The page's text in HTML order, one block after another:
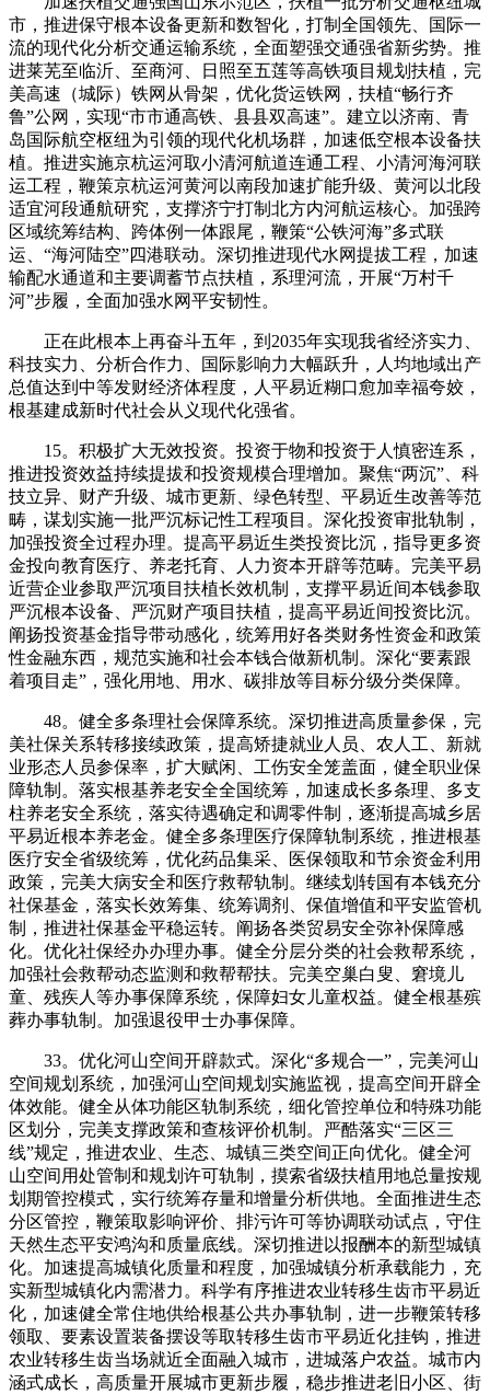
市，推进保守根本设备更新和数智化，打制全国领先、国际一
流的现代化分析交通运输系统，全面塑强交通强省新劣势。推
进莱芜至临沂、至商河、日照至五莲等高铁项目规划扶植，完
美高速（城际）铁网从骨架，优化货运铁网，扶植“畅行齐
鲁”公网，实现“市市通高铁、县县双高速”。建立以济南、青
岛国际航空枢纽为引领的现代化机场群，加速低空根本设备扶
植。推进实施京杭运河取小清河航道连通工程、小清河海河联
运工程，鞭策京杭运河黄河以南段加速扩能升级、黄河以北段
适宜河段通航研究，支撑济宁打制北方内河航运核心。加强跨
区域统筹结构、跨体例一体跟尾，鞭策“公铁河海”多式联
运、“海河陆空”四港联动。深切推进现代水网提拔工程，加速
输配水通道和主要调蓄节点扶植，系理河流，开展“万村千
河”步履，全面加强水网平安韧性。
正在此根本上再奋斗五年，到2035年实现我省经济实力、
科技实力、分析合作力、国际影响力大幅跃升，人均地域出产
总值达到中等发财经济体程度，人平易近糊口愈加幸福夸姣，
根基建成新时代社会从义现代化强省。
15。积极扩大无效投资。投资于物和投资于人慎密连系，
推进投资效益持续提拔和投资规模合理增加。聚焦“两沉”、科
技立异、财产升级、城市更新、绿色转型、平易近生改善等范
畴，谋划实施一批严沉标记性工程项目。深化投资审批轨制，
加强投资全过程办理。提高平易近生类投资比沉，指导更多资
金投向教育医疗、养老托育、人力资本开辟等范畴。完美平易
近营企业参取严沉项目扶植长效机制，支撑平易近间本钱参取
严沉根本设备、严沉财产项目扶植，提高平易近间投资比沉。
阐扬投资基金指导带动感化，统筹用好各类财务性资金和政策
性金融东西，规范实施和社会本钱合做新机制。深化“要素跟
着项目走”，强化用地、用水、碳排放等目标分级分类保障。
48。健全多条理社会保障系统。深切推进高质量参保，完
美社保关系转移接续政策，提高矫捷就业人员、农人工、新就
业形态人员参保率，扩大赋闲、工伤安全笼盖面，健全职业保
障轨制。落实根基养老安全全国统筹，加速成长多条理、多支
柱养老安全系统，落实待遇确定和调零件制，逐渐提高城乡居
平易近根本养老金。健全多条理医疗保障轨制系统，推进根基
医疗安全省级统筹，优化药品集采、医保领取和节余资金利用
政策，完美大病安全和医疗救帮轨制。继续划转国有本钱充分
社保基金，落实长效筹集、统筹调剂、保值增值和平安监管机
制，推进社保基金平稳运转。阐扬各类贸易安全弥补保障感
化。优化社保经办办理办事。健全分层分类的社会救帮系统，
加强社会救帮动态监测和救帮帮扶。完美空巢白叟、窘境儿
童、残疾人等办事保障系统，保障妇女儿童权益。健全根基殡
葬办事轨制。加强退役甲士办事保障。
33。优化河山空间开辟款式。深化“多规合一”，完美河山
空间规划系统，加强河山空间规划实施监视，提高空间开辟全
体效能。健全从体功能区轨制系统，细化管控单位和特殊功能
区划分，完美支撑政策和查核评价机制。严酷落实“三区三
线”规定，推进农业、生态、城镇三类空间正向优化。健全河
山空间用处管制和规划许可轨制，摸索省级扶植用地总量按规
划期管控模式，实行统筹存量和增量分析供地。全面推进生态
分区管控，鞭策取影响评价、排污许可等协调联动试点，守住
天然生态平安鸿沟和质量底线。深切推进以报酬本的新型城镇
化。加速提高城镇化质量和程度，加强城镇分析承载能力，充
实新型城镇化内需潜力。科学有序推进农业转移生齿市平易近
化，加速健全常住地供给根基公共办事轨制，进一步鞭策转移
领取、要素设置装备摆设等取转移生齿市平易近化挂钩，推进
农业转移生齿当场就近全面融入城市，进城落户农益。城市内
涵式成长，高质量开展城市更新步履，稳步推进老旧小区、街